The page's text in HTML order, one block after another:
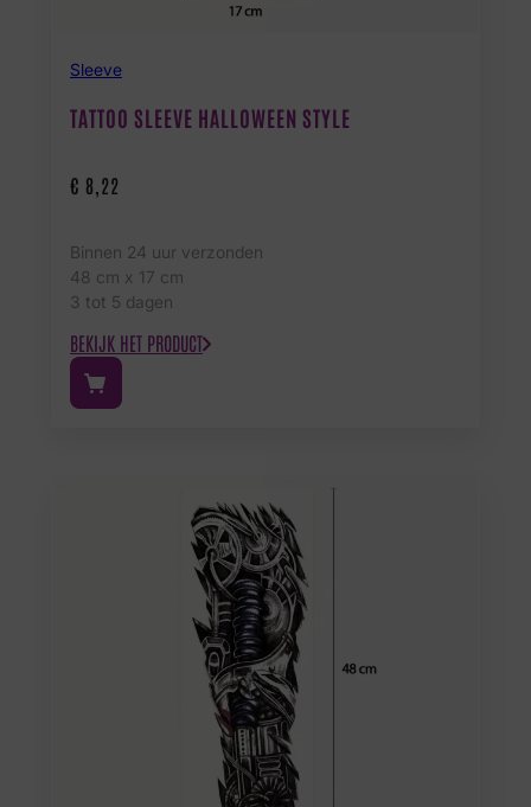
Sleeve
TATTOO SLEEVE HALLOWEEN STYLE
€ 8,22
Binnen 24 uur verzonden
48 cm x 17 cm
3 tot 5 dagen
BEKIJK HET PRODUCT